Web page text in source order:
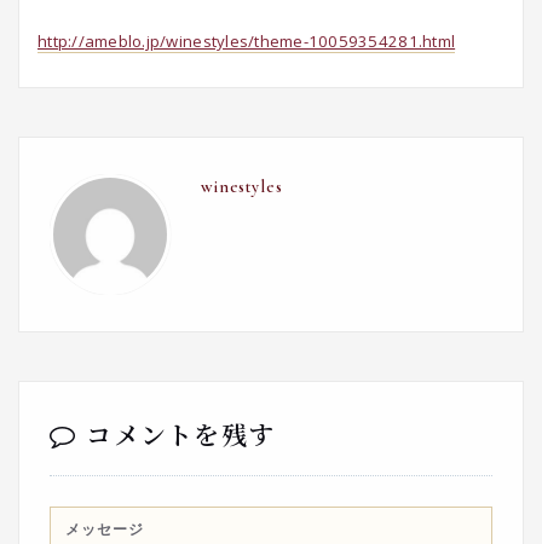
http://ameblo.jp/winestyles/theme-10059354281.html
winestyles
コメントを残す